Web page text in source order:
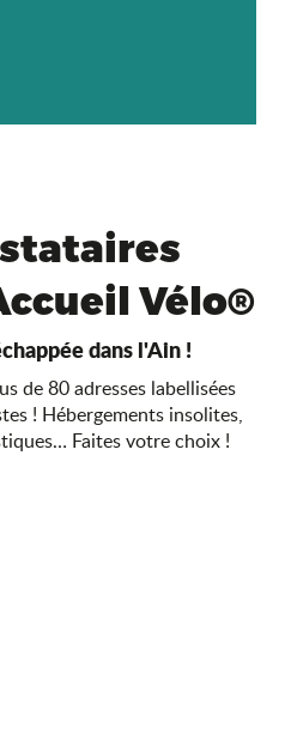
Vélo®
dans l'Ain !
de 80 adresses labellisées
! Hébergements insolites,
Faites votre choix !